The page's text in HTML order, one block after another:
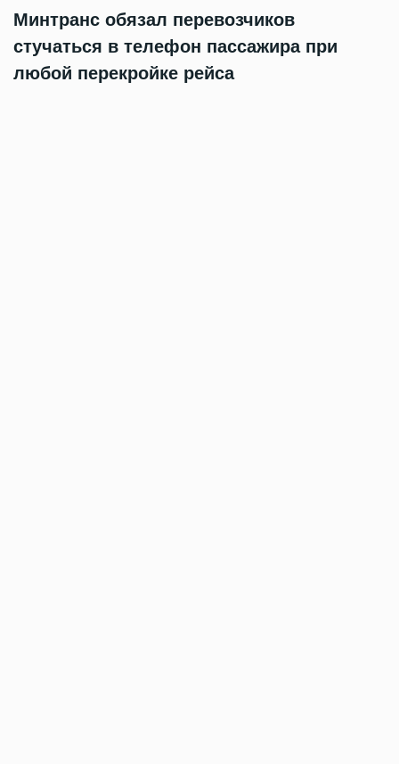
Минтранс обязал перевозчиков
стучаться в телефон пассажира при
любой перекройке рейса